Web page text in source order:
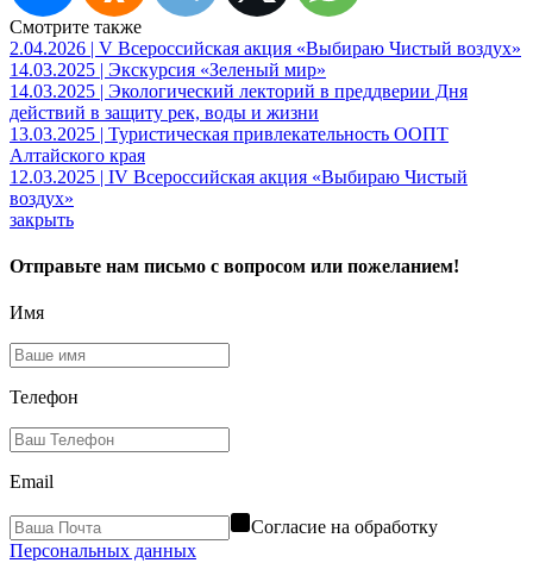
Смотрите также
2.04.2026 | V Всероссийская акция «Выбираю Чистый воздух»
14.03.2025 | Экскурсия «Зеленый мир»
14.03.2025 | Экологический лекторий в преддверии Дня
действий в защиту рек, воды и жизни
13.03.2025 | Туристическая привлекательность ООПТ
Алтайского края
12.03.2025 | IV Всероссийская акция «Выбираю Чистый
воздух»
закрыть
Отправьте нам письмо с вопросом или пожеланием!
Имя
Телефон
Email
Согласие на обработку
Персональных данных